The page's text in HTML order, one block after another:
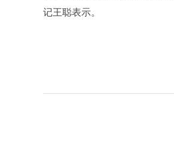
记王聪表示。